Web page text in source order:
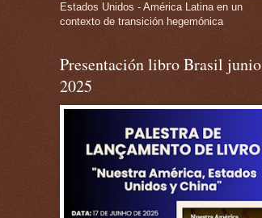
Estados Unidos - América Latina en un
contexto de transición hegemónica
Presentación libro Brasil junio
2025